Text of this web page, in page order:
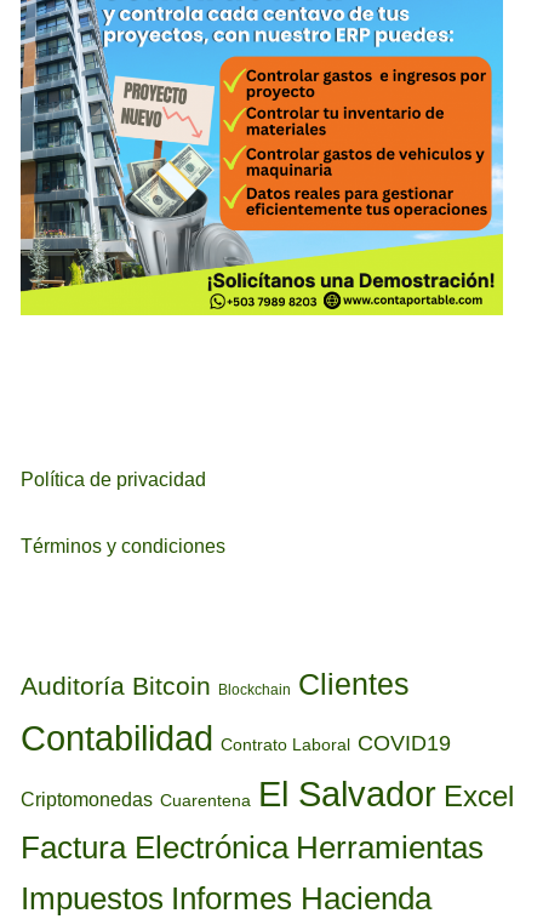
Política de privacidad
Términos y condiciones
Auditoría Bitcoin Blockchain Clientes
Contabilidad Contrato Laboral COVID19
Criptomonedas Cuarentena El Salvador Excel
Factura Electrónica Herramientas
Impuestos Informes Hacienda